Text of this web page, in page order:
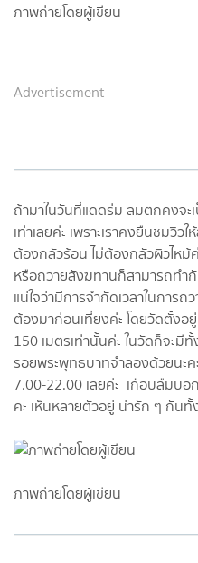
ภาพถ่ายโดยผู้เขียน
Advertisement
ถ้ามาในวันที่แดดร่ม ลมตกคงจ
เท่าเลยค่ะ เพราะเราคงยืนชมวิว
ต้องกลัวร้อน ไม่ต้องกลัวผิวไหม้
หรือถวายสังฆทานก็สามารถทำ
แน่ใจว่ามีการจำกัดเวลาในการถ
ต้องมาก่อนเที่ยงค่ะ โดยวัดตั้งอ
150 เมตรเท่านั้นค่ะ ในวัดก็จะ
รอยพระพุทธบาทจำลองด้วยนะ
7.00-22.00 เลยค่ะ เกือบลืมบอ
คะ เห็นหลายตัวอยู่ น่ารัก ๆ กัน
ภาพถ่ายโดยผู้เขียน